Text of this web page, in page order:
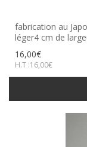
fabrication au
léger4 cm de
16,00€
H.T :16,00€